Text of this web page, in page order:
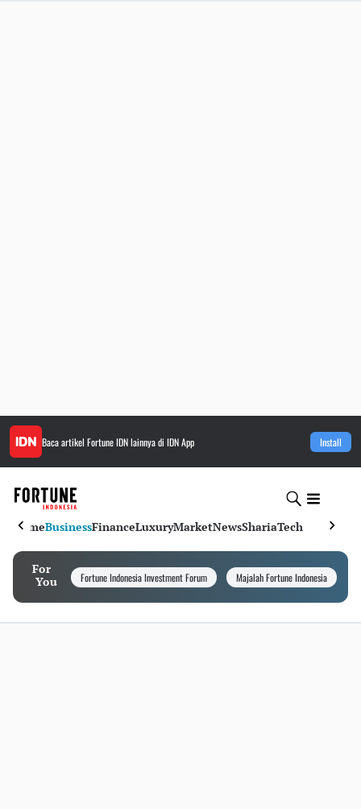
Baca artikel Fortune IDNlainnya di IDN App Install
HomeBusinessFinanceLuxuryMarketNewsShariaTech
For
You
Fortune Indonesia Investment Forum Majalah Fortune Indonesia